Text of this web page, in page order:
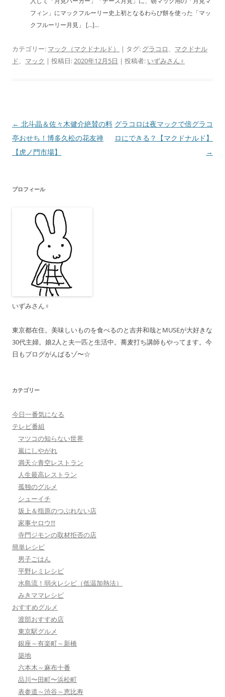
フィン」にマックフルーリー史上初となるわらび餅を使った「マッ
クフルーリー月見」 […]...
カテゴリー: マック（マクドナルド） | タグ: グラコロ、 マクドナル
ド、 マック | 投稿日:2020年12月5日 | 投稿者: いずみさん♀
投
稿
ナ
ー
← 北斗晶＆佐々木健介絶賛の料
亭おせち！博多久松の花友禅
【虎ノ門市場】
グラコロは夜マックで倍グラコ
ロにできる？【マクドナルド】
→
プロフィール
いずみさん♀
東京都在住。美味しいものを食べるのと吉井和哉とMUSEが大好きな
30代主婦。娘2人と夫一匹と生活中。蕎麦打ち講師もやってます。今
日もブログがんばるゾ〜☆
カテゴリー
今日一番気になる
テレビ番組
マツコの知らない世界
嵐にしやがれ
満天☆青空レストラン
人生最高レストラン
孤独のグルメ
シューイチ
坂上＆指原のつぶれない店
家事ヤロウ!!!
寺門ジモンの取材拒否の店
簡単レシピ
男子ごはん
平野レミレシピ
水島流！弱火レシピ（低温加熱法）
みきママレシピ
おすすめグルメ
渡部おすすめ店
東京駅グルメ
銀座～有楽町～新橋
築地
六本木～麻布十番
品川〜田町〜浜松町
表参道～渋谷～恵比寿